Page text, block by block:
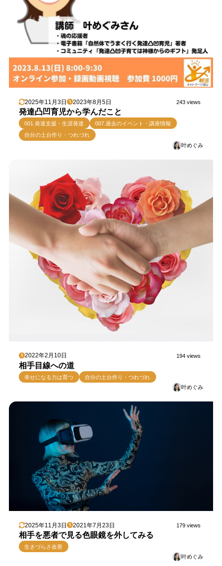
2025年11月3日 2023年8月5日 243 views
発達凸凹育児から学んだこと
001.発達支援・生涯発達
007.過去のイベント・講座情報
自分の土台作り・つれづれ
叶めぐみ
2022年2月10日 194 views
相手目線への道
幸せになる力は育つ
自分の土台作り・つれづれ
叶めぐみ
2025年11月3日 2021年7月23日 179 views
相手を悪者で見る色眼鏡を外してみる
生きづらさ改善
叶めぐみ